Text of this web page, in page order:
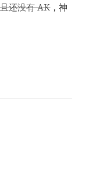
还没有 AK，神